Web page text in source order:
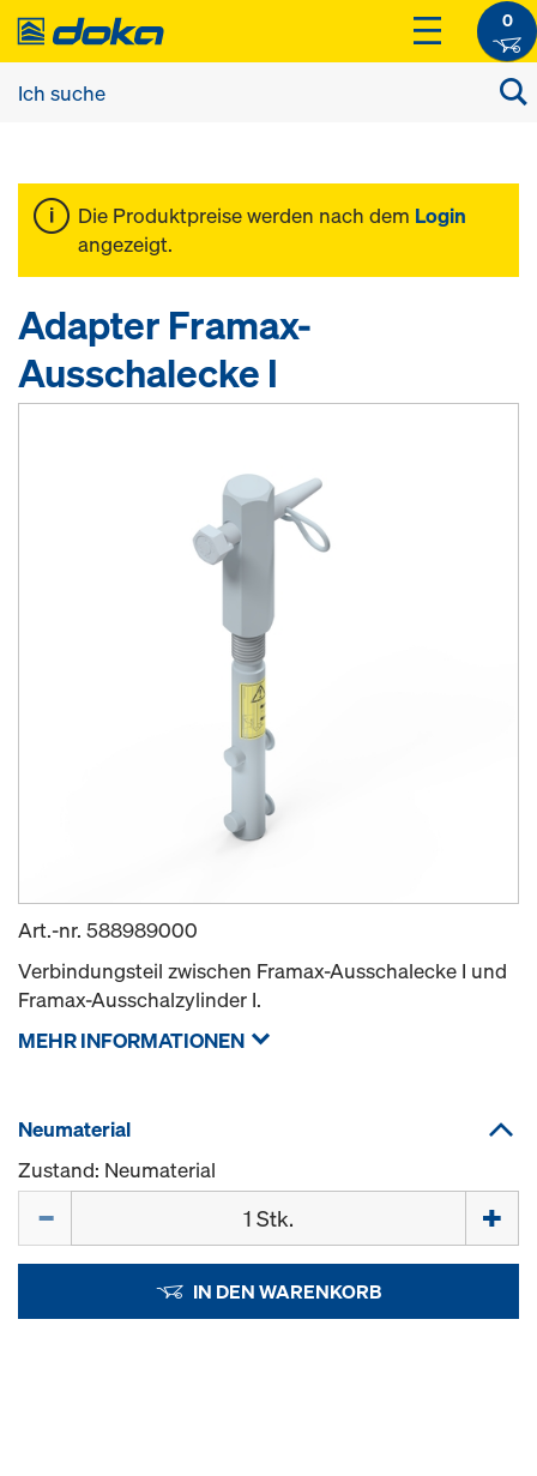
0
Die Produktpreise werden nach dem Login
angezeigt.
Adapter Framax-
Ausschalecke I
Art.-nr. 588989000
Verbindungsteil zwischen Framax-Ausschalecke I und
Framax-Ausschalzylinder I.
MEHR INFORMATIONEN
Neumaterial
Zustand: Neumaterial
IN DEN WARENKORB